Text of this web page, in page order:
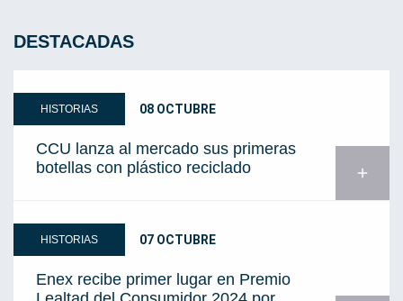
DESTACADAS
HISTORIAS 08 OCTUBRE
CCU lanza al mercado sus primeras
botellas con plástico reciclado
add
HISTORIAS 07 OCTUBRE
Enex recibe primer lugar en Premio